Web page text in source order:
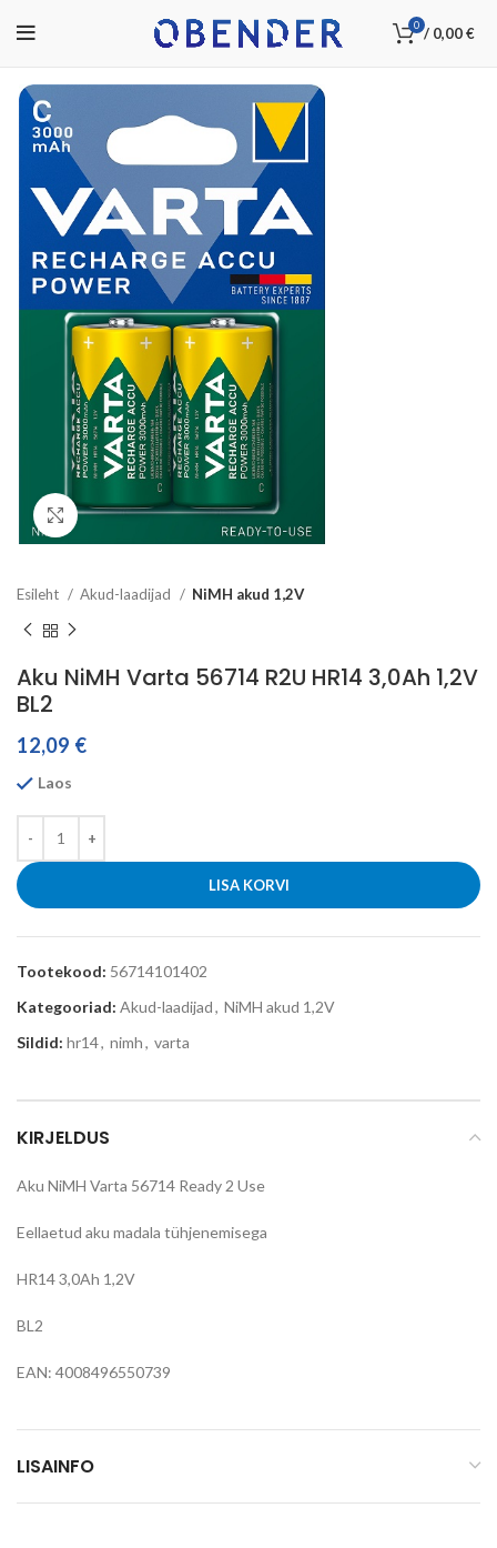
0 / 0,00€
Click to enlarge
Esileht Akud-laadijad NiMH akud 1,2V
Aku NiMH Varta 56714 R2U HR14 3,0Ah 1,2V
BL2
12,09 €
Laos
LISA KORVI
Tootekood: 56714101402
Kategooriad: Akud-laadijad, NiMH akud 1,2V
Sildid: hr14, nimh, varta
KIRJELDUS
Aku NiMH Varta 56714 Ready 2 Use
Eellaetud aku madala tühjenemisega
HR14 3,0Ah 1,2V
BL2
EAN: 4008496550739
LISAINFO